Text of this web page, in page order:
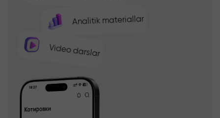
Analitik materiallar
Video darslar